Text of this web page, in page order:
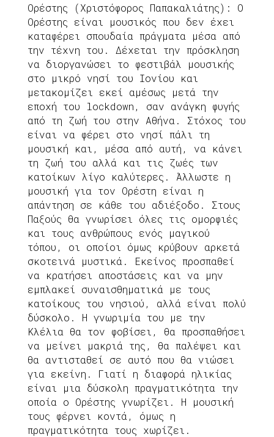
Ορέστης (Χριστόφορος Παπακαλιάτης): Ο
Ορέστης είναι μουσικός που δεν έχει
καταφέρει σπουδαία πράγματα μέσα από
την τέχνη του. Δέχεται την πρόσκληση
να διοργανώσει το φεστιβάλ μουσικής
στο μικρό νησί του Ιονίου και
μετακομίζει εκεί αμέσως μετά την
εποχή του lockdown, σαν ανάγκη φυγής
από τη ζωή του στην Αθήνα. Στόχος του
είναι να φέρει στο νησί πάλι τη
μουσική και, μέσα από αυτή, να κάνει
τη ζωή του αλλά και τις ζωές των
κατοίκων λίγο καλύτερες. Άλλωστε η
μουσική για τον Ορέστη είναι η
απάντηση σε κάθε του αδιέξοδο. Στους
Παξούς θα γνωρίσει όλες τις ομορφιές
και τους ανθρώπους ενός μαγικού
τόπου, οι οποίοι όμως κρύβουν αρκετά
σκοτεινά μυστικά. Εκείνος προσπαθεί
να κρατήσει αποστάσεις και να μην
εμπλακεί συναισθηματικά με τους
κατοίκους του νησιού, αλλά είναι πολύ
δύσκολο. Η γνωριμία του με την
Κλέλια θα τον φοβίσει, θα προσπαθήσει
να μείνει μακριά της, θα παλέψει και
θα αντισταθεί σε αυτό που θα νιώσει
για εκείνη. Γιατί η διαφορά ηλικίας
είναι μια δύσκολη πραγματικότητα την
οποία ο Ορέστης γνωρίζει. Η μουσική
τους φέρνει κοντά, όμως η
πραγματικότητα τους χωρίζει.